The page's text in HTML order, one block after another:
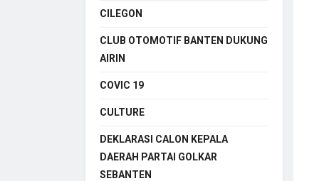
CILEGON
CLUB OTOMOTIF BANTEN DUKUNG
AIRIN
COVIC 19
CULTURE
DEKLARASI CALON KEPALA
DAERAH PARTAI GOLKAR
SEBANTEN